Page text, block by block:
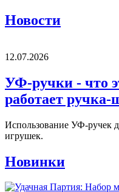
Новости
12.07.2026
УФ-ручки - что
работает
Использование УФ-ручек
игрушек.
Новинки